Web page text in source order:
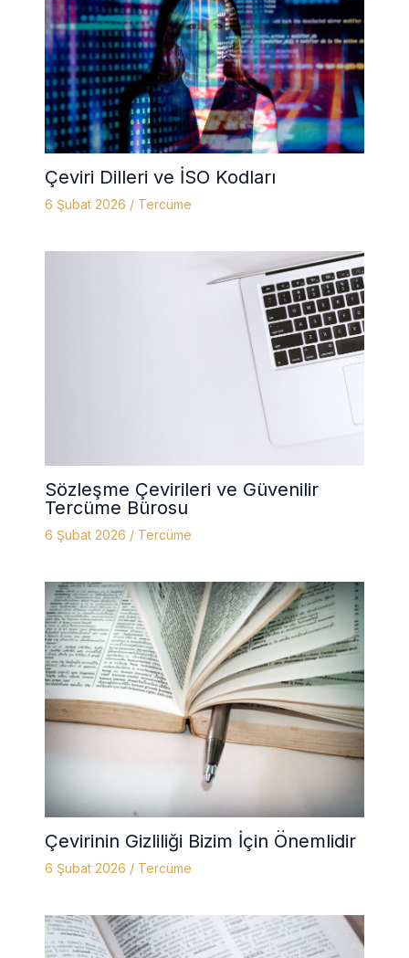
Çeviri Dilleri ve İSO Kodları
6 Şubat 2026 / Tercüme
Sözleşme Çevirileri ve Güvenilir
Tercüme Bürosu
6 Şubat 2026 / Tercüme
Çevirinin Gizliliği Bizim İçin Önemlidir
6 Şubat 2026 / Tercüme